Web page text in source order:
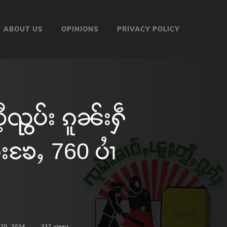
ABOUT US OPINIONS PRIVACY POLICY
ၺွပ်း ၵူၼ်းႁဵ
ႇ 760 ပၢႆ